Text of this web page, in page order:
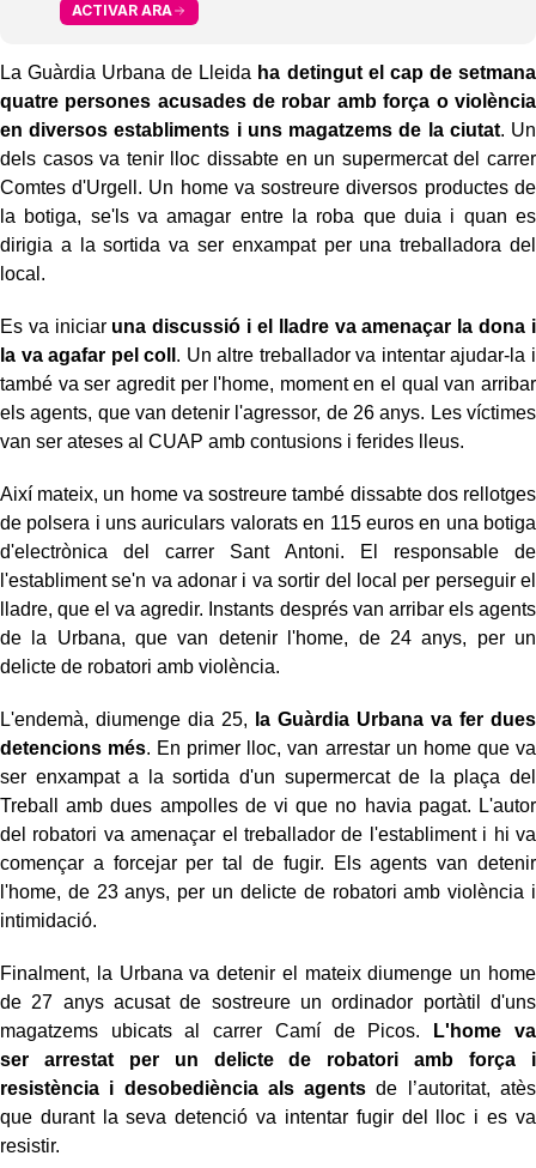
ACTIVAR ARA
La Guàrdia Urbana de Lleida ha detingut el cap de setmana
quatre persones acusades de robar amb força o violència
en diversos establiments i uns magatzems de la ciutat. Un
dels casos va tenir lloc dissabte en un supermercat del carrer
Comtes d'Urgell. Un home va sostreure diversos productes de
la botiga, se'ls va amagar entre la roba que duia i quan es
dirigia a la sortida va ser enxampat per una treballadora del
local.
Es va iniciar una discussió i el lladre va amenaçar la dona i
la va agafar pel coll . Un altre treballador va intentar ajudar-la i
també va ser agredit per l'home, moment en el qual van arribar
els agents, que van detenir l'agressor, de 26 anys. Les víctimes
van ser ateses al CUAP amb contusions i ferides lleus.
Així mateix, un home va sostreure també dissabte dos rellotges
de polsera i uns auriculars valorats en 115 euros en una botiga
d'electrònica del carrer Sant Antoni. El responsable de
l'establiment se'n va adonar i va sortir del local per perseguir el
lladre, que el va agredir. Instants després van arribar els agents
de la Urbana, que van detenir l'home, de 24 anys, per un
delicte de robatori amb violència.
L'endemà, diumenge dia 25,
la Guàrdia Urbana va fer dues
detencions més. En primer lloc, van arrestar un home que va
ser enxampat a la sortida d'un supermercat de la plaça del
Treball amb dues ampolles de vi que no havia pagat. L'autor
del robatori va amenaçar el treballador de l'establiment i hi va
començar a forcejar per tal de fugir. Els agents van detenir
l'home, de 23 anys, per un delicte de robatori amb violència i
intimidació.
Finalment, la Urbana va detenir el mateix diumenge un home
de 27 anys acusat de sostreure un ordinador portàtil d'uns
magatzems ubicats al carrer Camí de Picos.
L'home va
ser arrestat per un delicte de robatori amb força i
resistència i desobediència als agents de l’autoritat, atès
que durant la seva detenció va intentar fugir del lloc i es va
resistir.